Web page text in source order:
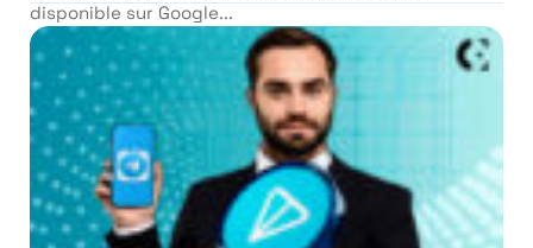
disponible sur Google...